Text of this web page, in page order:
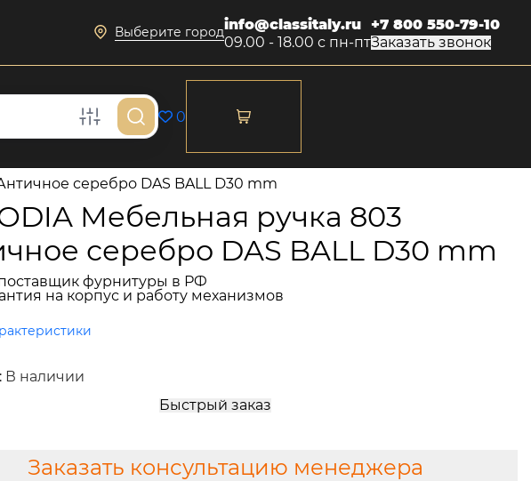
Выберите городinfo@classitaly.ru
09.00 - 18.00 с пн-пт
+7 800 550-79-10
Заказать звонок
0
серебро DAS BALL D30 mm
Мебельная ручка 803
серебро DAS BALL D30 mm
фурнитуры в РФ
на корпус и работу механизмов
В наличии
Быстрый заказ
Заказать консультацию менеджера